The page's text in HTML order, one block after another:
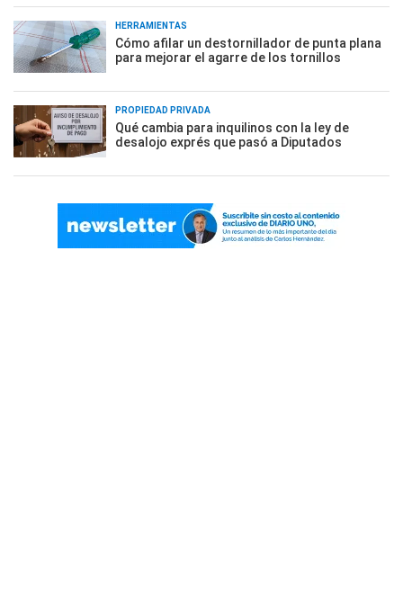
HERRAMIENTAS
Cómo afilar un destornillador de punta plana
para mejorar el agarre de los tornillos
PROPIEDAD PRIVADA
Qué cambia para inquilinos con la ley de
desalojo exprés que pasó a Diputados